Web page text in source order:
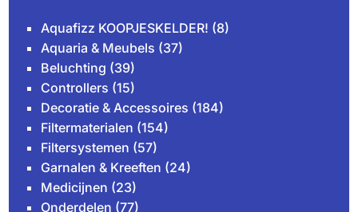
Aquafizz KOOPJESKELDER! (8)
Aquaria & Meubels (37)
Beluchting (39)
Controllers (15)
Decoratie & Accessoires (184)
Filtermaterialen (154)
Filtersystemen (57)
Garnalen & Kreeften (24)
Medicijnen (23)
Onderdelen (77)